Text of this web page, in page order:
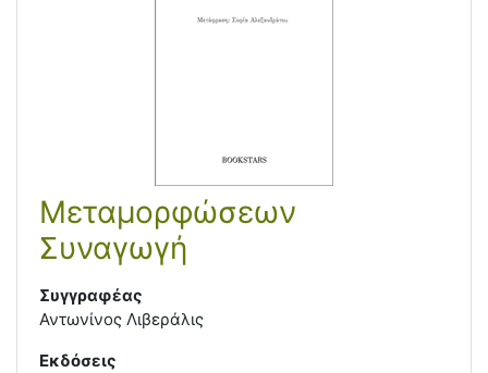
Μεταμορφώσεων
Συναγωγή
Συγγραφέας
Αντωνίνος Λιβεράλις
Εκδόσεις